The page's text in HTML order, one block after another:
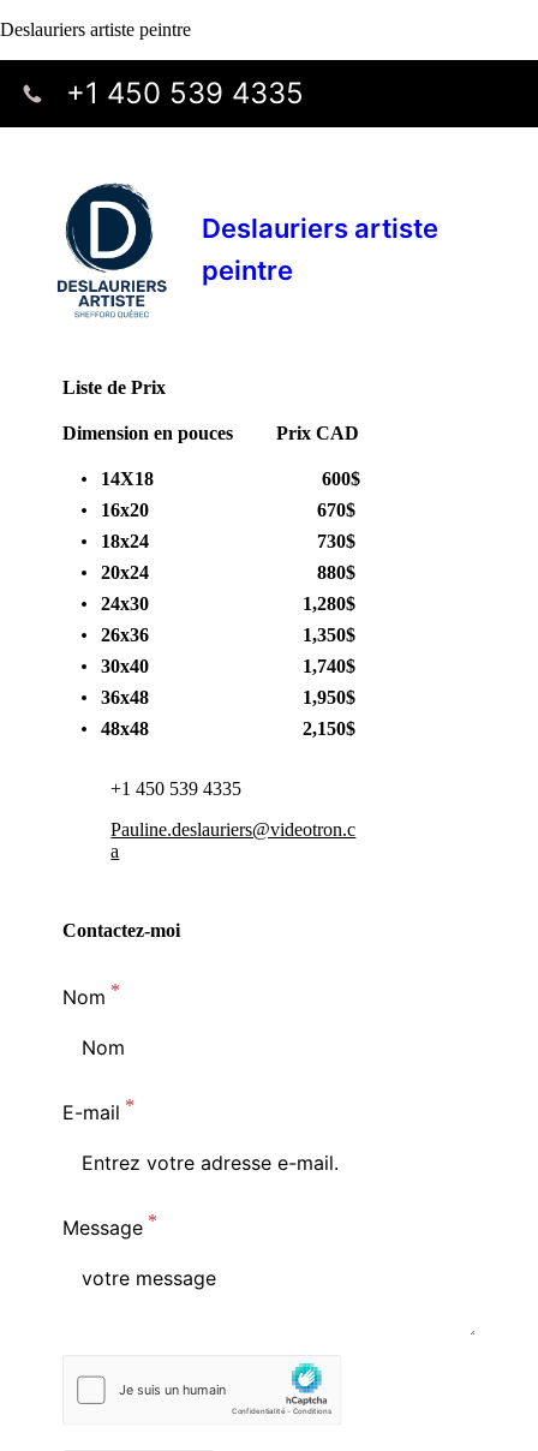
Deslauriers artiste peintre
+1 450 539 4335
Deslauriers artiste
peintre
Contactez-moi
Nom
E-mail
Message
Liste de Prix
Dimension en pouces Prix CAD
14X18 600$
16x20 670$
18x24 730$
20x24 880$
24x30 1,280$
26x36 1,350$
30x40 1,740$
36x48 1,950$
48x48 2,150$
+1 450 539 4335
Pauline.deslauriers@videotron.c
a